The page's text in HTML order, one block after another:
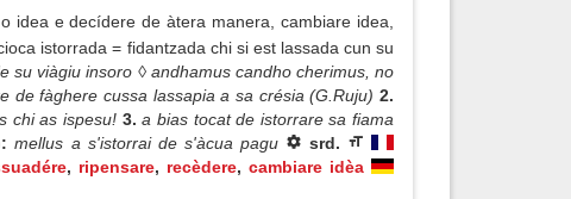
e decídere de àtera manera, cambiare idea,
istorrada = fidantzada chi si est lassada cun su
su viàgiu insoro ◊ andhamus candho cherimus, no
fàghere cussa lassapia a sa crésia (G.Ruju) 2.
chi as ispesu! 3.a bias tocat de istorrare sa fiama
mellus a s'istorrai de s'àcua pagu
srd.
, ripensare, recèdere, cambiare idèa